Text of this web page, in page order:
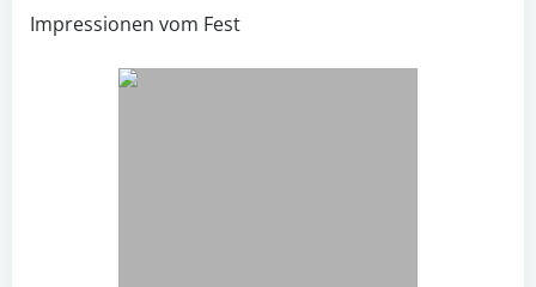
Impressionen vom Fest